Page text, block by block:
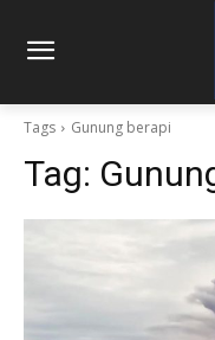
Tags Gunung berapi
Tag: